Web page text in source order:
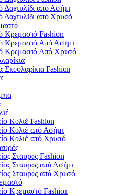
Δαχτυλίδι από Ασήμι
Δαχτυλίδι από Χρυσό
Κρεμαστό Fashion
Κρεμαστό Από Ασήμι
Κρεμαστό Από Χρυσό
Σκουλαρίκια Fashion
Κολιέ Fashion
Κολιέ από Ασήμι
Κολιέ από Χρυσό
Σταυρός Fashion
Σταυρός από Ασήμι
Σταυρός από Χρυσό
Κρεμαστό Fashion